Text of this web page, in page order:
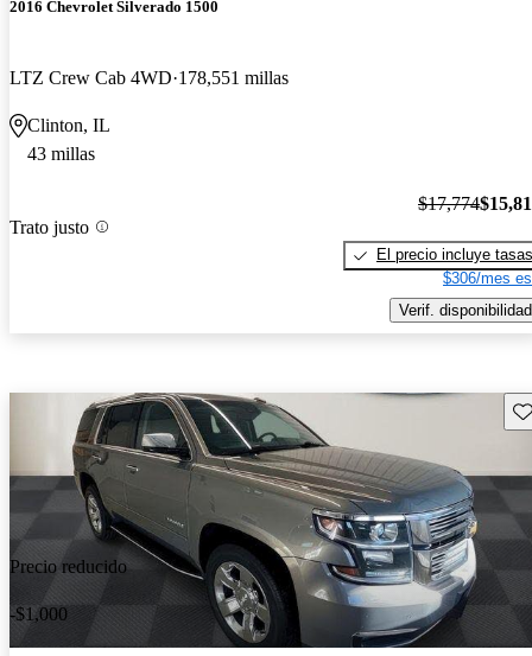
2016 Chevrolet Silverado 1500
LTZ Crew Cab 4WD 178,551 millas
Clinton, IL
43 millas
Trato justo
$17,774
El precio incluye tasas
$306/mes
Verif. disponibilidad
Precio reducido
-$1,000